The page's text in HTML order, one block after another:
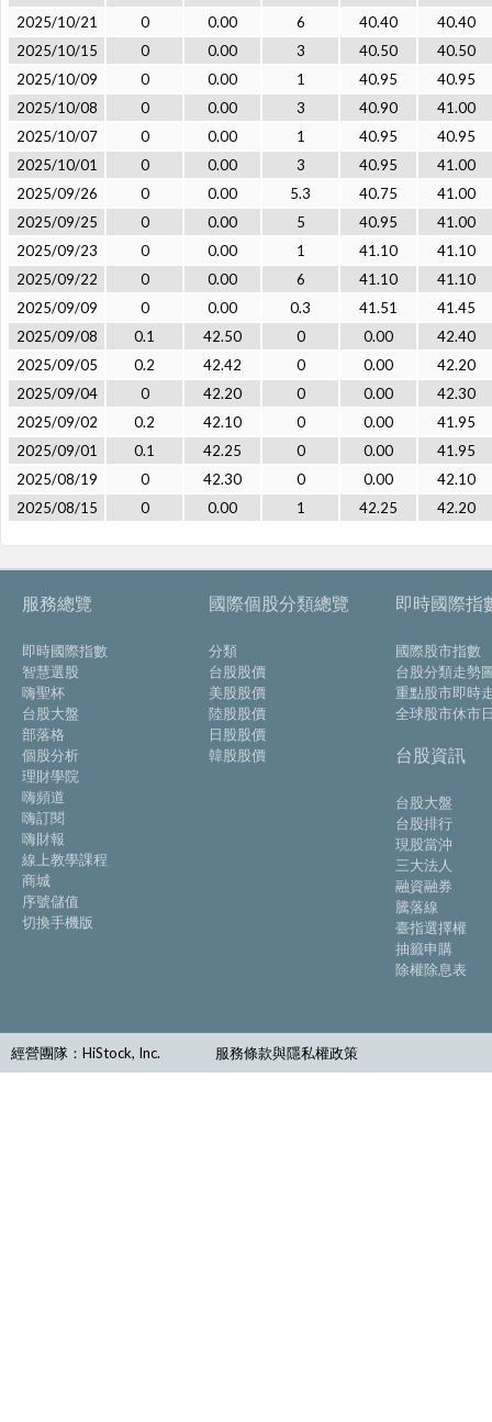
2025/10/21
0 0.00 6 40.40
40.40
2025/10/15
0 0.00 3 40.50
40.50
2025/10/09
0 0.00 1 40.95
40.95
2025/10/08
0 0.00 3 40.90
41.00
2025/10/07
0 0.00 1 40.95
40.95
2025/10/01
0 0.00 3 40.95
41.00
2025/09/26
0 0.00 5.3 40.75
41.00
2025/09/25
0 0.00 5 40.95
41.00
2025/09/23
0 0.00 1 41.10
41.10
2025/09/22
0 0.00 6 41.10
41.10
2025/09/09
0 0.00 0.3 41.51
41.45
2025/09/08
0.1 42.50 0 0.00
42.40
2025/09/05
0.2 42.42 0 0.00
42.20
2025/09/04
0 42.20 0 0.00
42.30
2025/09/02
0.2 42.10 0 0.00
41.95
2025/09/01
0.1 42.25 0 0.00
41.95
2025/08/19
0 42.30 0 0.00
42.10
2025/08/15
0 0.00 1 42.25 42.20
服務總覽
即時國際指數
智慧選股
嗨聖杯
台股大盤
部落格
個股分析
理財學院
嗨頻道
嗨訂閱
嗨財報
線上教學課程
商城
序號儲值
切換手機版
國際個股分類總覽
分類
台股股價
美股股價
陸股股價
日股股價
韓股股價
即時國際指
國際股市指數
台股分類走勢
重點股市即時
全球股市休市
台股資訊
台股大盤
台股排行
現股當沖
三大法人
融資融券
騰落線
臺指選擇權
抽籤申購
除權除息表
經營團隊：HiStock, Inc. 服務條款與隱私權政策